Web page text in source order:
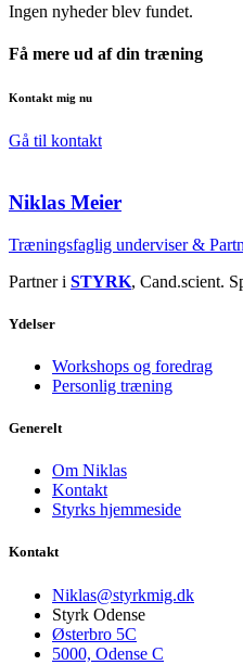
Ingen nyheder blev fundet.
Få mere ud af din træning
Kontakt mig nu
Gå til kontakt
Niklas Meier
Træningsfaglig underviser &
Partner i STYRK, Cand.scient.
Ydelser
Workshops og foredrag
Personlig træning
Generelt
Om Niklas
Kontakt
Styrks hjemmeside
Kontakt
Niklas@styrkmig.dk
Styrk Odense
Østerbro 5C
5000, Odense C